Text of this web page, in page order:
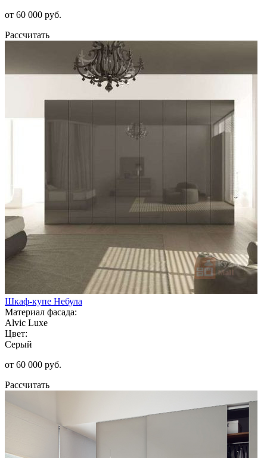
от 60 000 руб.
Рассчитать
Шкаф-купе Небула
Материал фасада:
Alvic Luxe
Цвет:
Серый
от 60 000 руб.
Рассчитать